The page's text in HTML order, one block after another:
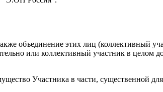
объединение этих лиц (коллективный
или коллективный участник в целом
Участника в части, существенной